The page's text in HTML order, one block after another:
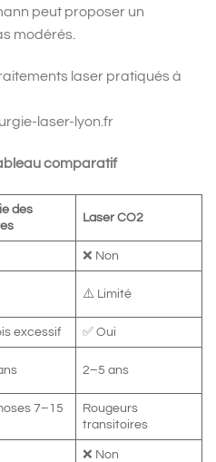
peut proposer un
modérés.
laser pratiqués à
laser-lyon.fr
comparatif
des
Laser CO2
❌ Non
⚠️ Limité
excessif ✅ Oui
2–5 ans
7–15
Rougeurs
transitoires
❌ Non